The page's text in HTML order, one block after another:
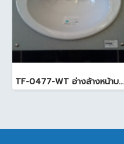
TF-0477-WT อ่างล้างหน้าบนเคาน์เตอร์ สีขาว